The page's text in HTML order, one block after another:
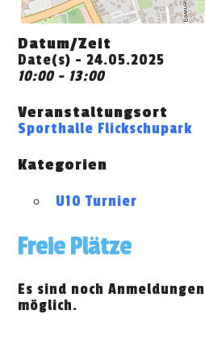
Datum/Zeit
Date(s) - 24.05.2025
10:00 - 13:00
Veranstaltungsort
Sporthalle Flickschupark
Kategorien
U10 Turnier
Freie Plätze
Es sind noch
möglich.